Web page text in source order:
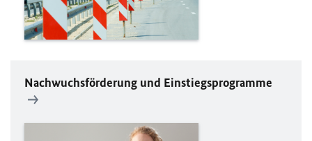
Nachwuchsförderung und Einstiegsprogramme